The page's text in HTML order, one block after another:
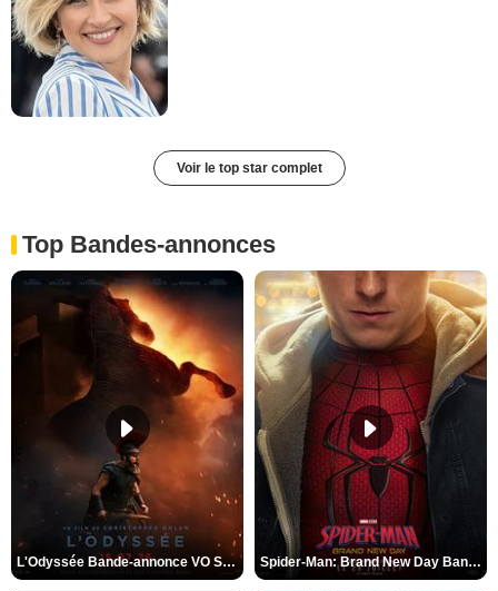
Voir le top star complet
Top Bandes-annonces
L'Odyssée Bande-annonce VO STFR Spider-Man: Brand New Day Bande-annonce VO STFR